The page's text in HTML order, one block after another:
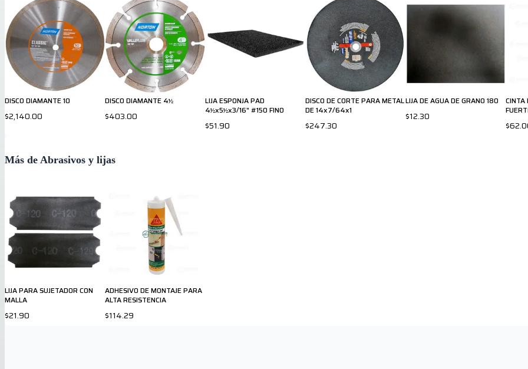
DISCO DIAMANTE 10
$2,140.00
DISCO DIAMANTE 4½
$403.00
LIJA ESPONJA PAD
4½x5½x3/16" #150 FINO
$51.90
DISCO DE CORTE PARA METAL
DE 14x7/64x1
$247.30
LIJA DE AGUA DE GRANO 180
$12.30
CINTA
Más de Abrasivos y lijas
LIJA PARA SUJETADOR CON
MALLA
$21.90
ADHESIVO DE MONTAJE PARA
ALTA RESISTENCIA
$114.29